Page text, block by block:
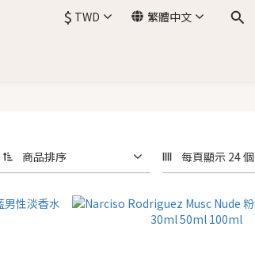
$ TWD 繁體中文
商品排序 每頁顯示 24 個